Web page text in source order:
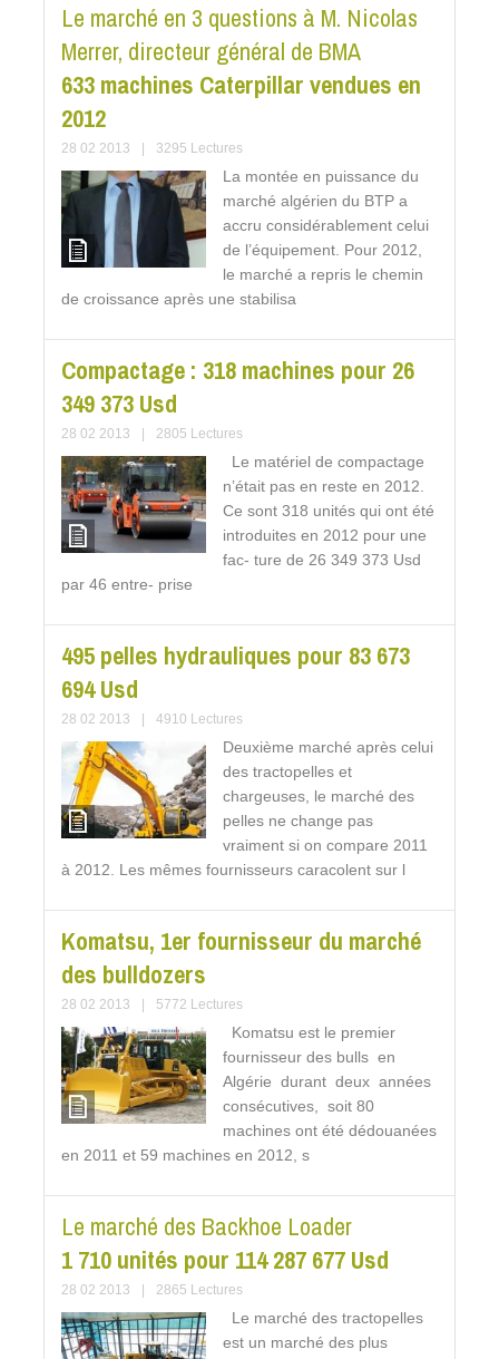
Le marché en 3 questions à M. Nicolas
Merrer, directeur général de BMA
633 machines Caterpillar vendues en
2012
28 02 2013 3295 Lectures
La montée en puissance du
marché algérien du BTP a
accru considérablement celui
de l’équipement. Pour 2012,
le marché a repris le chemin
de croissance après une stabilisa
Compactage : 318 machines pour 26
349 373 Usd
28 02 2013 2805 Lectures
Le matériel de compactage
n’était pas en reste en 2012.
Ce sont 318 unités qui ont été
introduites en 2012 pour une
fac- ture de 26 349 373 Usd
par 46 entre- prise
495 pelles hydrauliques pour 83 673
694 Usd
28 02 2013 4910 Lectures
Deuxième marché après celui
des tractopelles et
chargeuses, le marché des
pelles ne change pas
vraiment si on compare 2011
à 2012. Les mêmes fournisseurs caracolent sur l
Komatsu, 1er fournisseur du marché
des bulldozers
28 02 2013 5772 Lectures
Komatsu est le premier
fournisseur des bulls en
Algérie durant deux années
consécutives, soit 80
machines ont été dédouanées
en 2011 et 59 machines en 2012, s
Le marché des Backhoe Loader
1 710 unités pour 114 287 677 Usd
28 02 2013 2865 Lectures
Le marché des tractopelles
est un marché des plus